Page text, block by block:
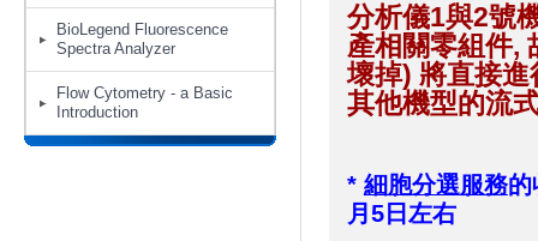
BioLegend Fluorescence
Spectra Analyzer
Flow Cytometry - a Basic
Introduction
分析儀1與2號
產相關零組件,
壞掉) 將直接
其他機型的流
* 細胞分選服務的
月5日左右